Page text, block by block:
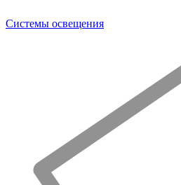
Системы освещения